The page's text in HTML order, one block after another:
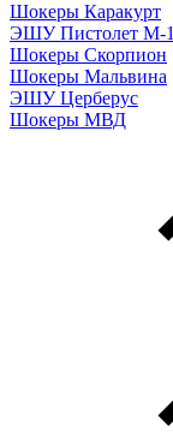
Шокеры Каракурт
ЭШУ Пистолет М-
Шокеры Скорпион
Шокеры Мальвина
ЭШУ Церберус
Шокеры МВД